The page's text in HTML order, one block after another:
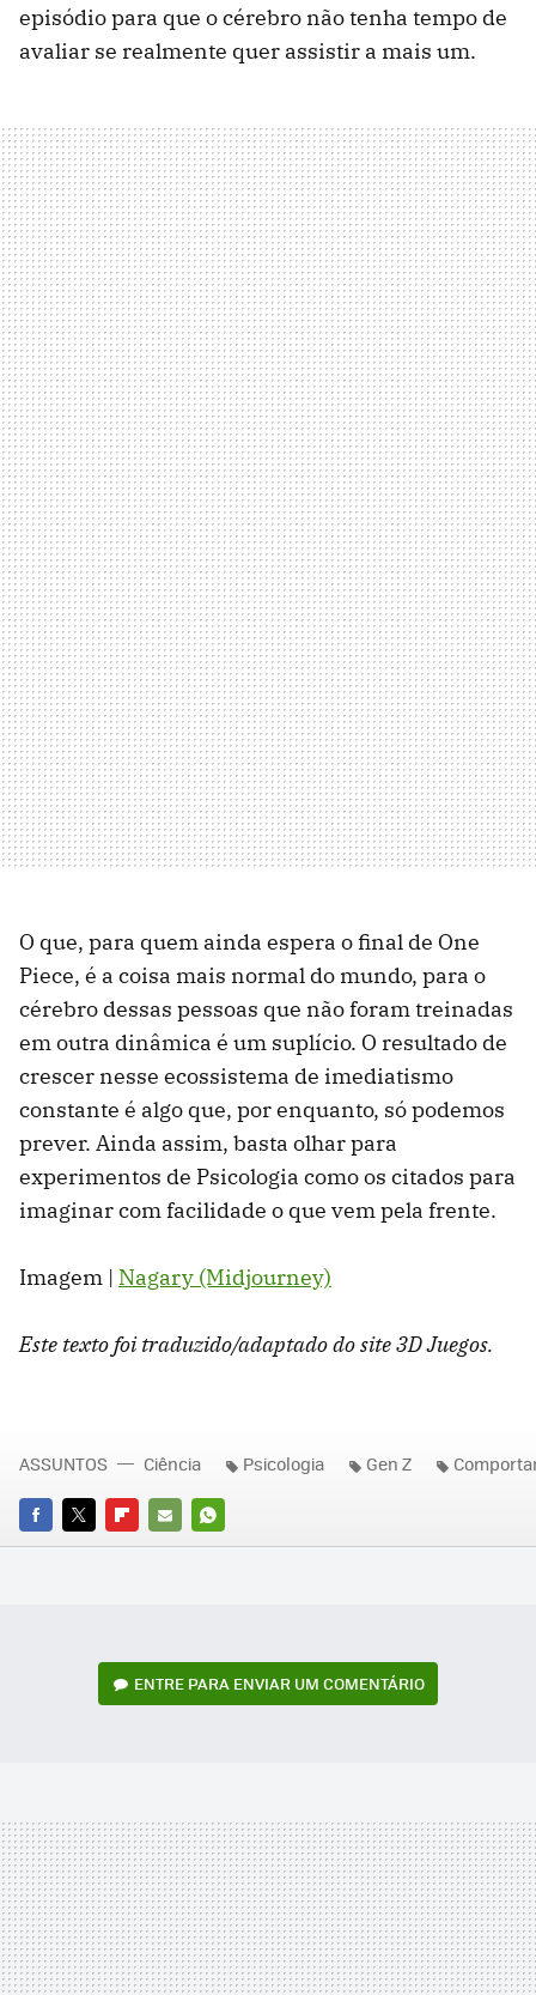
episódio para que o cérebro não tenha tempo de
avaliar se realmente quer assistir a mais um.
O que, para quem ainda espera o final de One
Piece, é a coisa mais normal do mundo, para o
cérebro dessas pessoas que não foram treinadas
em outra dinâmica é um suplício. O resultado de
crescer nesse ecossistema de imediatismo
constante é algo que, por enquanto, só podemos
prever. Ainda assim, basta olhar para
experimentos de Psicologia como os citados para
imaginar com facilidade o que vem pela frente.
Imagem | Nagary (Midjourney)
Este texto foi traduzido/adaptado do site 3D Juegos.
FACEBOOK
TWITTERFLIPBOARD
E-
WHATSAPP
ASSUNTOS Ciência Psicologia Gen Z
ENTRE PARA ENVIAR UM COMENTÁRIO